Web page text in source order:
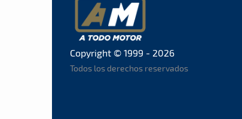
Copyright © 1999 - 2026
Todos los derechos reservados